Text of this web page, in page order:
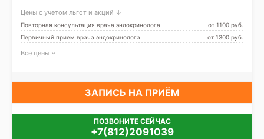
Цены с учетом льгот и акций ↓
Повторная консультация врача эндокринолога
от 1100 pуб.
Первичный прием врача эндокринолога
от 1300 pуб.
Все цены
ЗАПИСЬ НА ПРИЁМ
ПОЗВОНИТЕ СЕЙЧАС
+7(812)2091039